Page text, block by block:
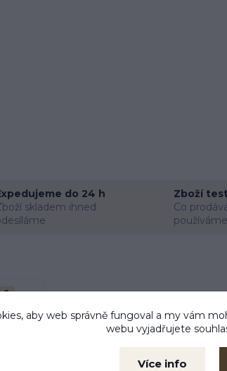
do 24 h
skladem ihned
Zboží
Co
používáme
0
aby web správně fungoval a my vám
webu vyjadřujete
Více info